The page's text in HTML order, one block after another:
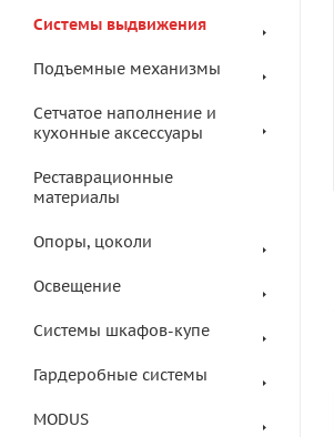
Системы выдвижения
Подъемные механизмы
Сетчатое наполнение и
кухонные аксессуары
Реставрационные
материалы
Опоры, цоколи
Освещение
Системы шкафов-купе
Гардеробные системы
MODUS